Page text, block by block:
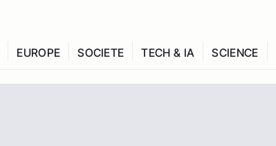
EUROPE SOCIETE TECH & IA SCIENCE